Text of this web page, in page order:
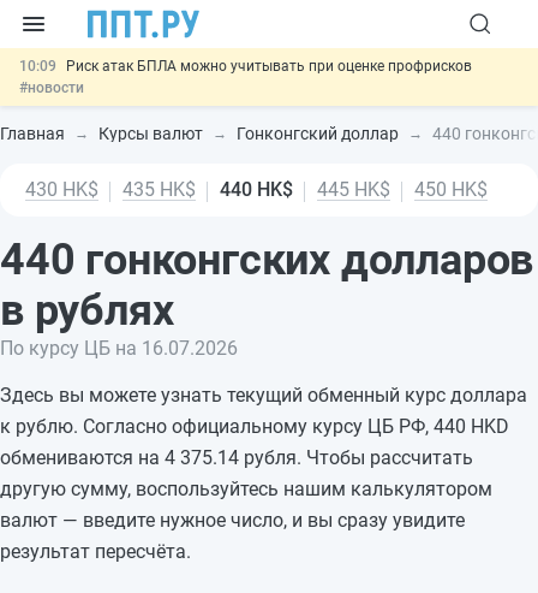
10:09
Риск атак БПЛА можно учитывать при оценке профрисков
#новости
00:01
6 августа: важные документы, вступающие в силу сегодня
#новости
05.08 Мигрантам с судимостью запретят получать ВНЖ и
05.08
#новости
Главная Курсы валют Гонконгский доллар 440
430 HK$ 435 HK$ 440 HK$ 445 HK$ 450 HK$
440 гонконгских долларов
в рублях
По курсу ЦБ на 16.07.2026
Здесь вы можете узнать текущий обменный курс доллара
к рублю. Согласно официальному курсу ЦБ РФ, 440 HKD
обмениваются на 4 375.14 рубля. Чтобы рассчитать
другую сумму, воспользуйтесь нашим калькулятором
валют — введите нужное число, и вы сразу увидите
результат пересчёта.